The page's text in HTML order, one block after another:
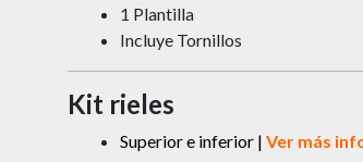
1 Plantilla
Incluye Tornillos
Kit rieles
Superior e inferior | Ver más